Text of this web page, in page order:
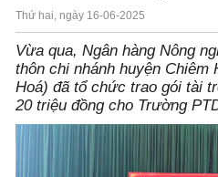
Thứ hai, ngày 16-06-2025
Vừa qua, Ngân hàng Nông
thôn chi nhánh huyện Chiêm
Hoá) đã tổ chức trao gói tài
20 triệu đồng cho Trường